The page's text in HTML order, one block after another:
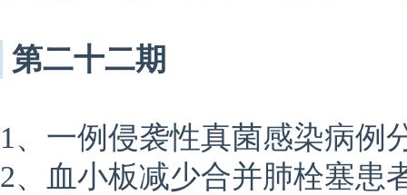
第二十二期
1、一例侵袭性真菌感染病例
2、血小板减少合并肺栓塞患